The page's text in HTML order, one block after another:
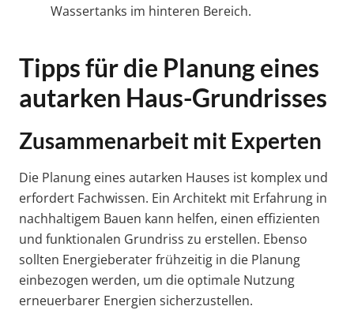
Wassertanks im hinteren Bereich.
Tipps für die Planung eines
autarken Haus-Grundrisses
Zusammenarbeit mit Experten
Die Planung eines autarken Hauses ist komplex und
erfordert Fachwissen. Ein Architekt mit Erfahrung in
nachhaltigem Bauen kann helfen, einen effizienten
und funktionalen Grundriss zu erstellen. Ebenso
sollten Energieberater frühzeitig in die Planung
einbezogen werden, um die optimale Nutzung
erneuerbarer Energien sicherzustellen.